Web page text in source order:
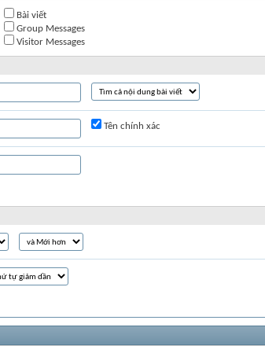
Bài viết
Group Messages
Visitor Messages
Tên chính xác